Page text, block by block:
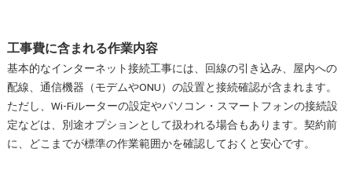
工事費に含まれる作業内容
基本的なインターネット接続工事には、回線の引き込み、屋内への
配線、通信機器（モデムやONU）の設置と接続確認が含まれます。
ただし、Wi-Fiルーターの設定やパソコン・スマートフォンの接続設
定などは、別途オプションとして扱われる場合もあります。契約前
に、どこまでが標準の作業範囲かを確認しておくと安心です。